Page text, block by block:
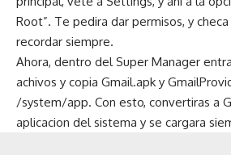
Root”. Te pedira dar permisos, y
recordar siempre.
Ahora, dentro del Super Manager
achivos y copia Gmail.apk y
/system/app. Con esto, convertiras a
aplicacion del sistema y se cargara